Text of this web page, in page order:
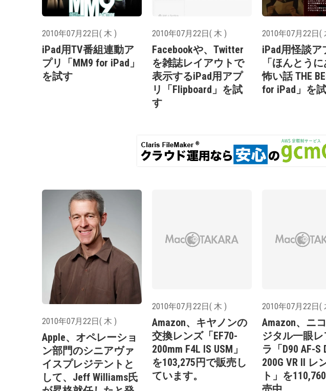
2010年07月22日( 木 )
iPad用TV番組連動ア
プリ「MM9 for iPad」
を試す
2010年07月22日( 木 )
Facebookや、Twitter
を雑誌レイアウトで
表示するiPad用アプ
リ「Flipboard」を試
す
2010年07月22日(
iPad用怪談ア
「ほんとう
怖い話 THE
for iPad」を
2010年07月22日( 木 )
Apple、オペレーショ
ン部門のシニアヴァ
イスプレジテントと
して、Jeff Williams氏
2010年07月22日( 木 )
Amazon、キヤノンの
交換レンズ「EF70-
200mm F4L IS USM」
を103,275円で販売し
ています。
2010年07月22日(
Amazon、ニ
ジタル一眼レ
ラ「D90 AF-S
200G VR II レ
ト」を